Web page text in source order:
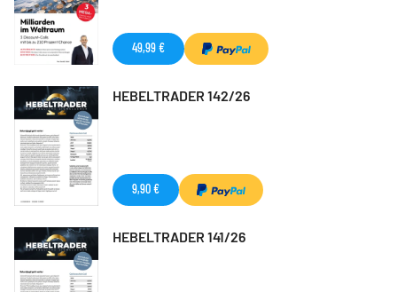
49,99 €
HEBELTRADER 142/26
9,90 €
HEBELTRADER 141/26